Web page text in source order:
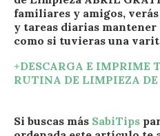
familiares y amigos,
y tareas diarias mantener
como si tuvieras una
+DESCARGA E IMPRIME
RUTINA DE LIMPIEZA DE
Si buscas más SabiTips